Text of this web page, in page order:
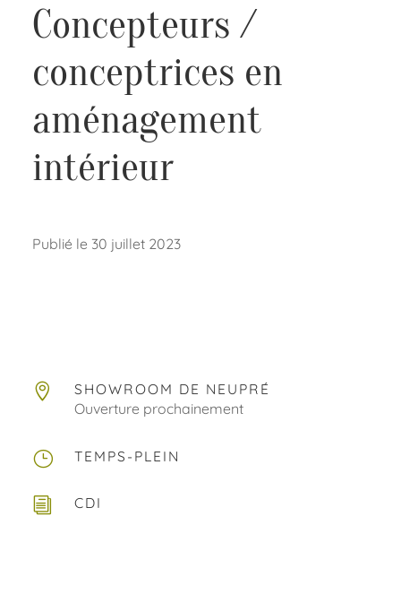
Concepteurs /
conceptrices en
aménagement
intérieur
Publié le 30 juillet 2023

SHOWROOM DE NEUPRÉ
Ouverture prochainement
} TEMPS-PLEIN
i CDI